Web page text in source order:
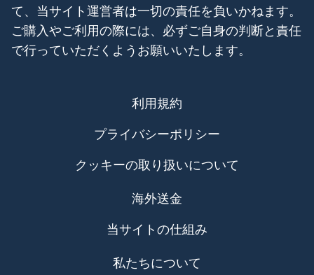
て、当サイト運営者は一切の責任を負いかねます。
ご購入やご利用の際には、必ずご自身の判断と責任
で行っていただくようお願いいたします。
利用規約
プライバシーポリシー
クッキーの取り扱いについて
海外送金
当サイトの仕組み
私たちについて